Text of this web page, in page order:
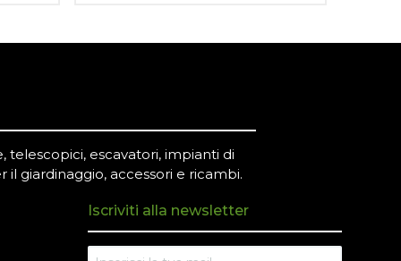
telescopici, escavatori, impianti di
giardinaggio, accessori e ricambi.
Iscriviti alla newsletter